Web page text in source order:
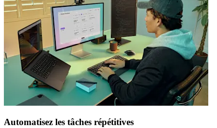
Automatisez les tâches répétitives